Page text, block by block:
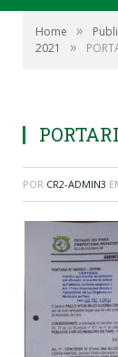
Home »
2021
»
POR CR2-ADMIN3